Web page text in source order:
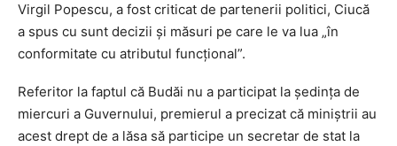
Virgil Popescu, a fost criticat de partenerii politici, Ciucă
a spus cu sunt decizii şi măsuri pe care le va lua „în
conformitate cu atributul funcţional”.
Referitor la faptul că Budăi nu a participat la şedinţa de
miercuri a Guvernului, premierul a precizat că miniştrii au
acest drept de a lăsa să participe un secretar de stat la